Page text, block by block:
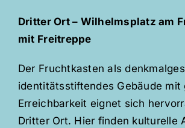
Dritter Ort – Wilhelmsplatz am
mit Freitreppe
Der Fruchtkasten als
identitätsstiftendes Gebäude mit
Erreichbarkeit eignet sich
Dritter Ort. Hier finden kulturelle